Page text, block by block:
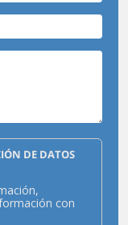
DE DATOS
con